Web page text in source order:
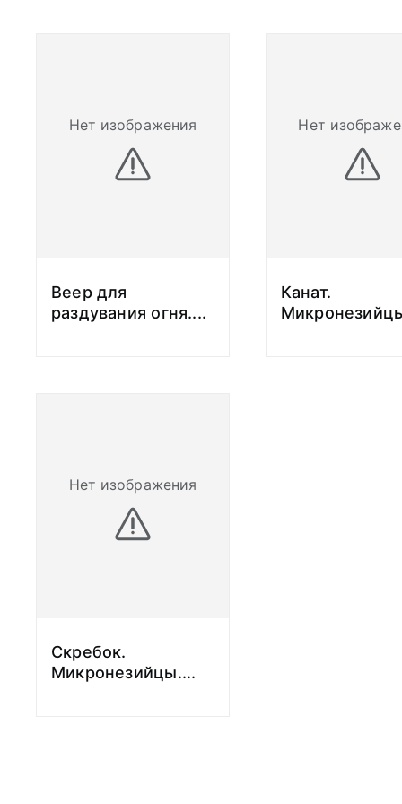
Нет изображения
Веер для
раздувания огня....
Нет
Канат.
Нет изображения
Скребок.
Микронезийцы....